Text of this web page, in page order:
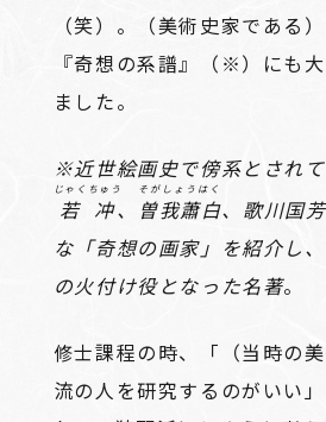
（笑）。（美術史家である
『奇想の系譜』（※）にも
ました。
※近世絵画史で傍系とされ
若冲
じゃくちゅう
、 曽我蕭白
そがしょうはく
、歌川国
な「奇想の画家」を紹介し
の火付け役となった名著。
修士課程の時、「（当時の
流の人を研究するのがいい